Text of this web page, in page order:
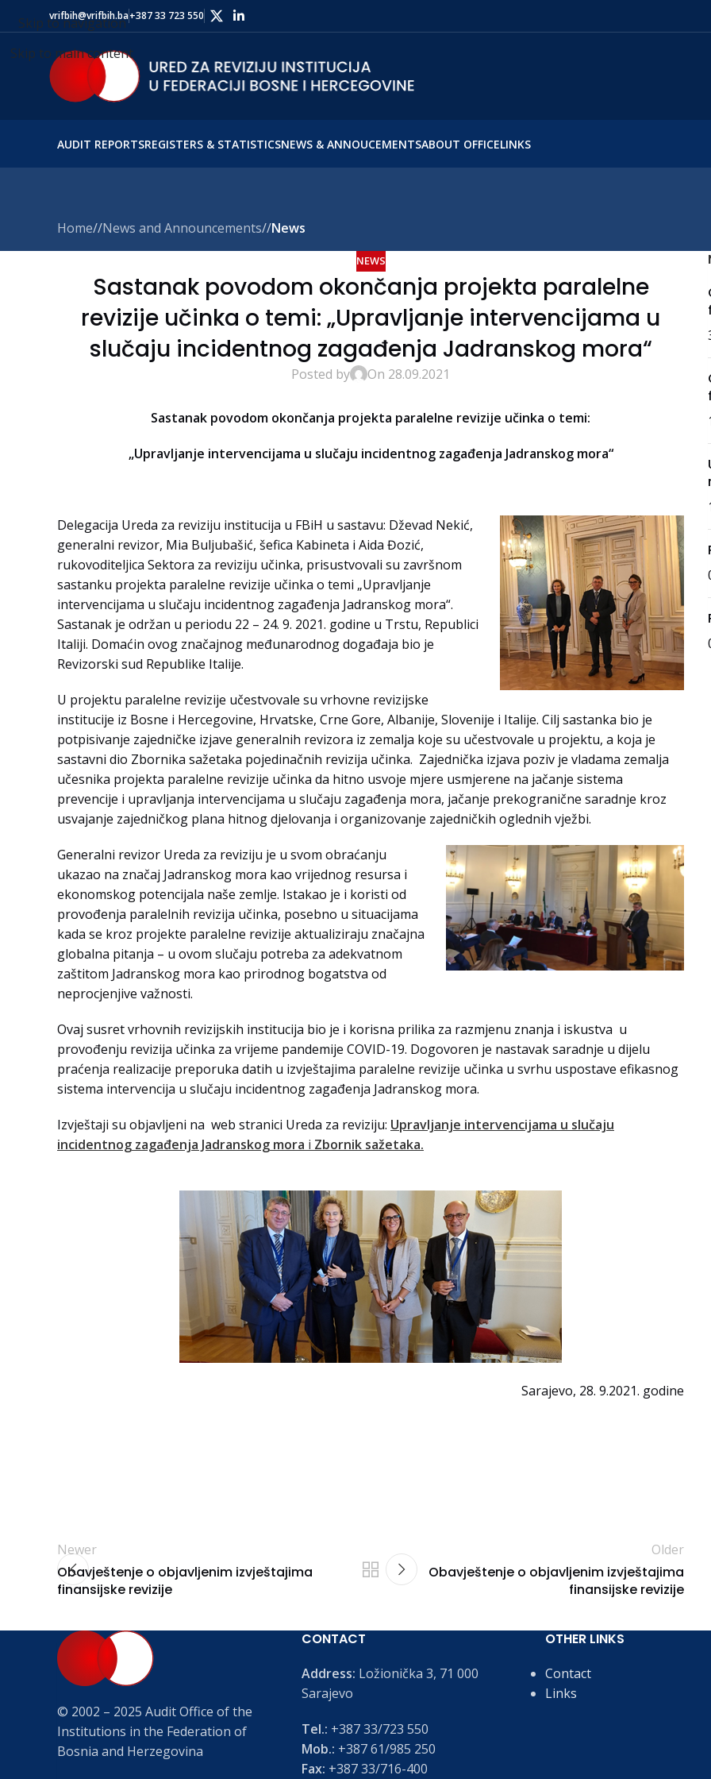
Skip to navigation
Skip to main content
vrifbih@vrifbih.ba+387 33 723 550
AUDIT REPORTSREGISTERS & STATISTICSNEWS & ANNOUCEMENTSABOUT OFFICELINKS
Home/ News and Announcements/ News
NEWS
Sastanak povodom okončanja projekta paralelne
revizije učinka o temi: „Upravljanje intervencijama u
slučaju incidentnog zagađenja Jadranskog mora“
Posted by On 28.09.2021
Sastanak povodom okončanja projekta paralelne revizije učinka o temi:
„Upravljanje intervencijama u slučaju incidentnog zagađenja Jadranskog mora“
Delegacija Ureda za reviziju institucija u FBiH u sastavu: Dževad Nekić,
generalni revizor, Mia Buljubašić, šefica Kabineta i Aida Đozić,
rukovoditeljica Sektora za reviziju učinka, prisustvovali su završnom
sastanku projekta paralelne revizije učinka o temi „Upravljanje
intervencijama u slučaju incidentnog zagađenja Jadranskog mora“.
Sastanak je održan u periodu 22 – 24. 9. 2021. godine u Trstu, Republici
Italiji. Domaćin ovog značajnog međunarodnog događaja bio je
Revizorski sud Republike Italije.
U projektu paralelne revizije učestvovale su vrhovne revizijske
institucije iz Bosne i Hercegovine, Hrvatske, Crne Gore, Albanije, Slovenije i Italije. Cilj sastanka bio je
potpisivanje zajedničke izjave generalnih revizora iz zemalja koje su učestvovale u projektu, a koja je
sastavni dio Zbornika sažetaka pojedinačnih revizija učinka. Zajednička izjava poziv je vladama zemalja
učesnika projekta paralelne revizije učinka da hitno usvoje mjere usmjerene na jačanje sistema
prevencije i upravljanja intervencijama u slučaju zagađenja mora, jačanje prekogranične saradnje kroz
usvajanje zajedničkog plana hitnog djelovanja i organizovanje zajedničkih oglednih vježbi.
Generalni revizor Ureda za reviziju je u svom obraćanju
ukazao na značaj Jadranskog mora kao vrijednog resursa i
ekonomskog potencijala naše zemlje. Istakao je i koristi od
provođenja paralelnih revizija učinka, posebno u situacijama
kada se kroz projekte paralelne revizije aktualiziraju značajna
globalna pitanja – u ovom slučaju potreba za adekvatnom
zaštitom Jadranskog mora kao prirodnog bogatstva od
neprocjenjive važnosti.
Ovaj susret vrhovnih revizijskih institucija bio je i korisna prilika za razmjenu znanja i iskustva u
provođenju revizija učinka za vrijeme pandemije COVID-19. Dogovoren je nastavak saradnje u dijelu
praćenja realizacije preporuka datih u izvještajima paralelne revizije učinka u svrhu uspostave efikasnog
sistema intervencija u slučaju incidentnog zagađenja Jadranskog mora.
Izvještaji su objavljeni na web stranici Ureda za reviziju: Upravljanje intervencijama u slučaju
incidentnog zagađenja Jadranskog mora i Zbornik sažetaka.
Sarajevo, 28. 9.2021. godine
Newer
Obavještenje o objavljenim izvještajima
finansijske revizije
Older
Obavještenje o objavljenim izvještajima
finansijske revizije
© 2002 – 2025 Audit Office of the
Institutions in the Federation of
Bosnia and Herzegovina
CONTACT
Address: Ložionička 3, 71 000
Sarajevo
Tel.: +387 33/723 550
Mob.: +387 61/985 250
Fax: +387 33/716-400
OTHER LINKS
Contact
Links